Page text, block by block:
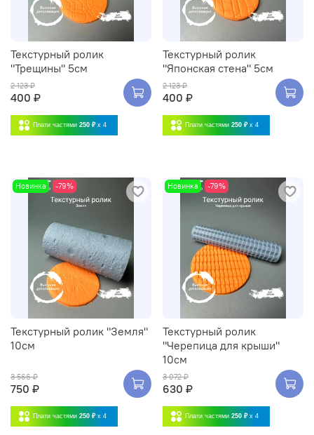
Текстурный ролик
"Трещины" 5см
2 123 ₽
400 ₽
Плати частями 250 ₽ x 4
Текстурный ролик
"Японская стена" 5см
2 123 ₽
400 ₽
Плати частями 250 ₽ x 4
Новинка -79%
Текстурный ролик "Земля"
10см
3 566 ₽
750 ₽
Плати частями 250 ₽ x 4
Новинка -79%
Текстурный ролик
"Черепица для крыши"
10см
3 072 ₽
630 ₽
Плати частями 250 ₽ x 4